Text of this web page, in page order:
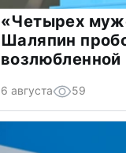
«Четырех
Шаляпин
возлюбленной
6 августа 59